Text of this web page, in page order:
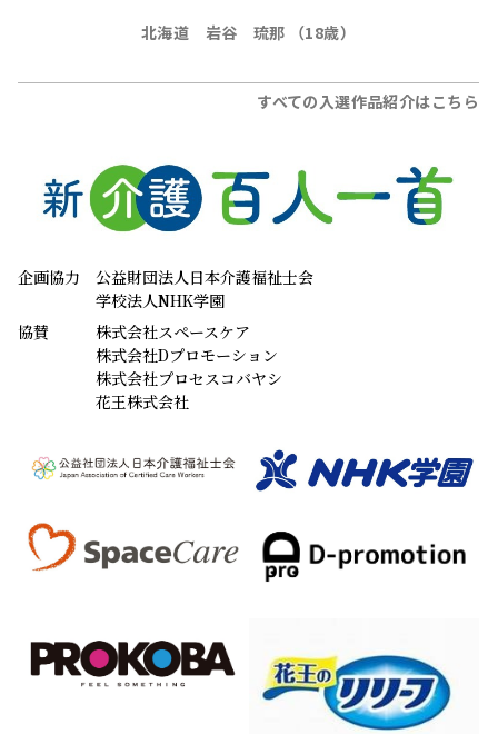
北海道 岩谷 琉那 （18歳）
すべての入選作品紹介はこちら
企画協力
公益財団法人日本介護福祉士会
学校法人NHK学園
協賛
株式会社スペースケア
株式会社Dプロモーション
株式会社プロセスコバヤシ
花王株式会社